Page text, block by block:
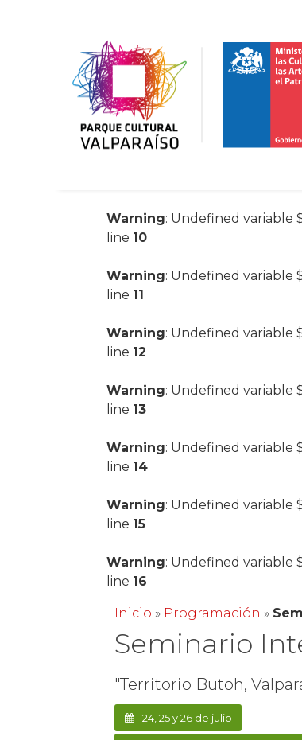
Warning: Undefined variable
line 10
Warning: Undefined variable
line 11
Warning: Undefined variable
line 12
Warning: Undefined variable
line 13
Warning: Undefined variable
line 14
Warning: Undefined variable
line 15
Warning: Undefined variable
line 16
Inicio » Programación »
Seminario
"Territorio Butoh,
24, 25 y 26 de julio